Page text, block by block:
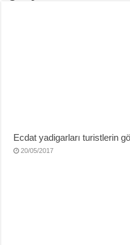
Ecdat yadigarları turistlerin
20/05/2017